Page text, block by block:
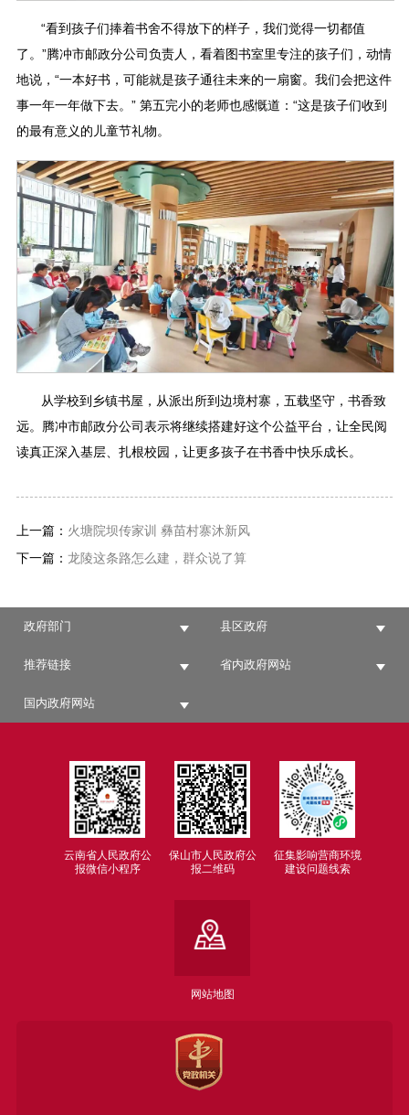
“看到孩子们捧着书舍不得放下的样子，我们觉得一切都值
了。”腾冲市邮政分公司负责人，看着图书室里专注的孩子们，动情
地说，“一本好书，可能就是孩子通往未来的一扇窗。我们会把这件
事一年一年做下去。” 第五完小的老师也感慨道：“这是孩子们收到
的最有意义的儿童节礼物。
从学校到乡镇书屋，从派出所到边境村寨，五载坚守，书香致
远。腾冲市邮政分公司表示将继续搭建好这个公益平台，让全民阅
读真正深入基层、扎根校园，让更多孩子在书香中快乐成长。
上一篇： 火塘院坝传家训 彝苗村寨沐新风
下一篇： 龙陵这条路怎么建，群众说了算
政府部门 县区政府
推荐链接 省内政府网站
国内政府网站
云南省人民政府公
报微信小程序
保山市人民政府公
报二维码
征集影响营商环境
建设问题线索
网站地图